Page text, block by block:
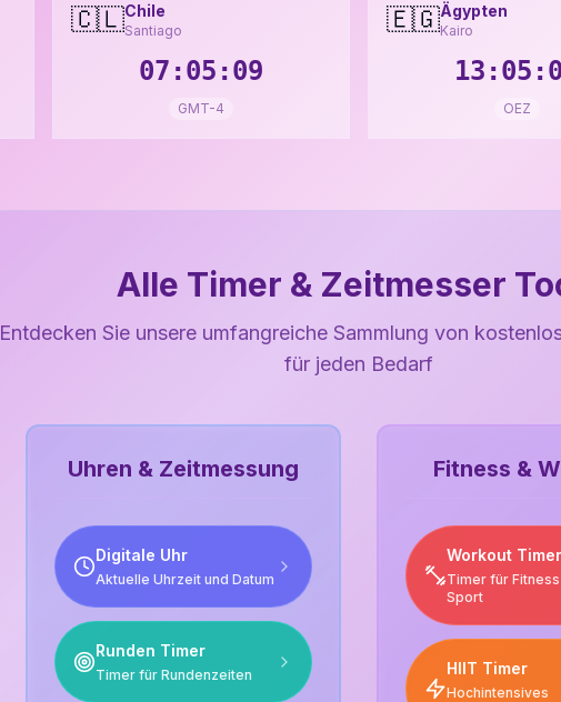
🇨🇱Chile
Santiago
07:05:11
GMT-4
🇪🇬Ägypten
Kairo
OEZ
Alle Timer & Zeitmesser
Entdecken Sie unsere umfangreiche Sammlung von
für jeden Bedarf
Uhren & Zeitmessung
Digitale Uhr
Aktuelle Uhrzeit und Datum
Runden Timer
Timer für Rundenzeiten
Fitness &
Workout Timer
Timer für Fitness
Sport
HIIT Timer
Hochintensives